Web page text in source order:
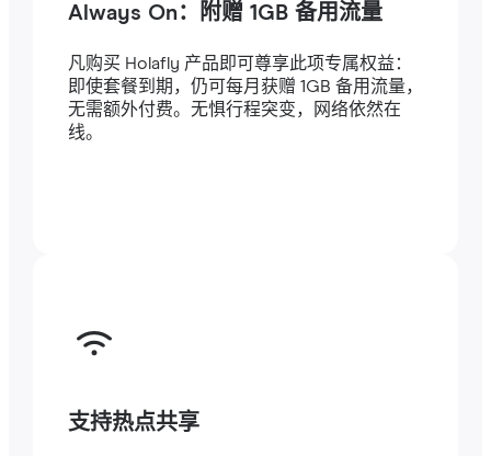
Always On：附赠 1GB 备用流量
凡购买 Holafly 产品即可尊享此项专属权益：
即使套餐到期，仍可每月获赠 1GB 备用流量，
无需额外付费。无惧行程突变，网络依然在
线。
支持热点共享